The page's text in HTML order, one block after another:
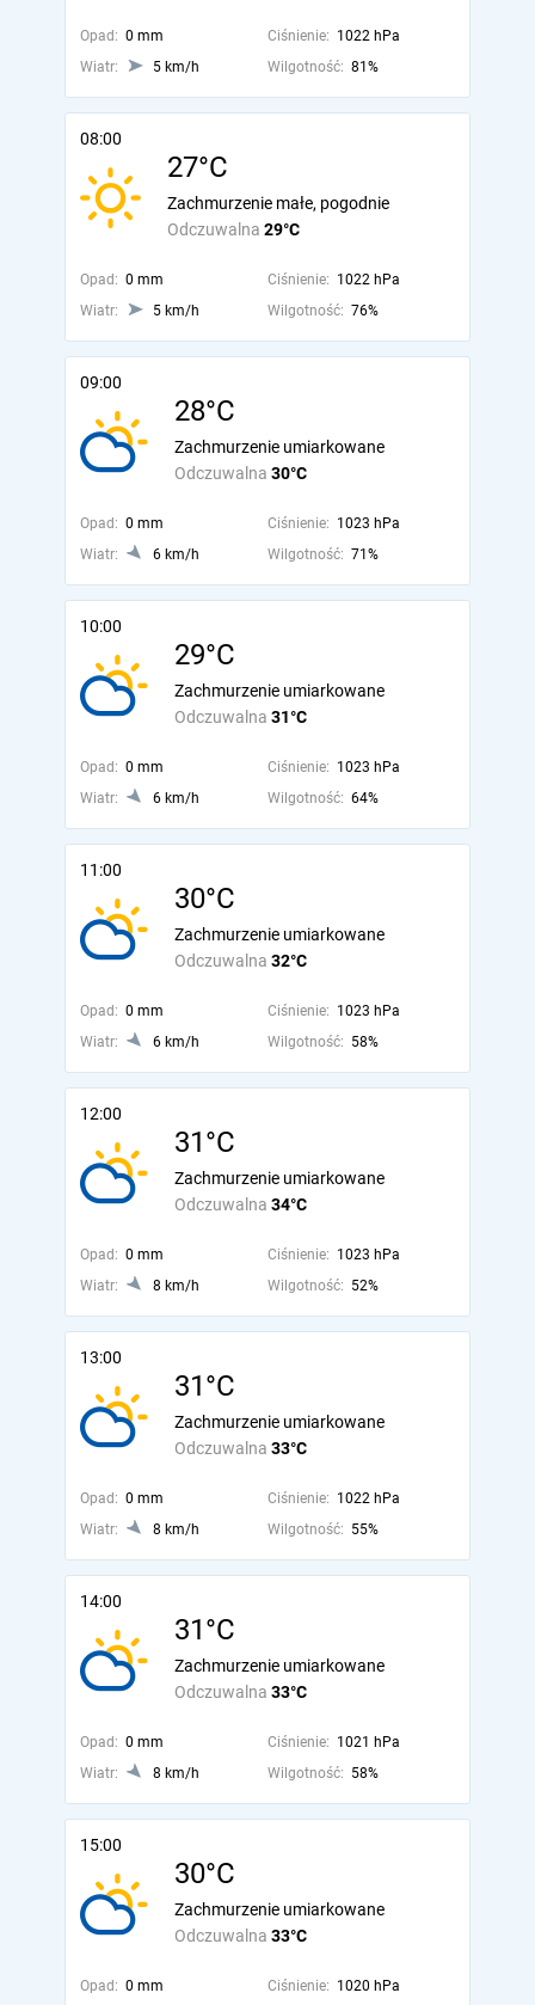
Opad: 0 mm Ciśnienie: 1022 hPa
Wiatr:
5 km/h Wilgotność: 81%
08:00
27°C
Odczuwalna 29°C
Zachmurzenie małe, pogodnie
Opad: 0 mm Ciśnienie: 1022 hPa
Wiatr:
5 km/h Wilgotność: 76%
09:00
28°C
Odczuwalna 30°C
Zachmurzenie umiarkowane
Opad: 0 mm Ciśnienie: 1023 hPa
Wiatr:
6 km/h Wilgotność: 71%
10:00
29°C
Odczuwalna 31°C
Zachmurzenie umiarkowane
Opad: 0 mm Ciśnienie: 1023 hPa
Wiatr:
6 km/h Wilgotność: 64%
11:00
30°C
Odczuwalna 32°C
Zachmurzenie umiarkowane
Opad: 0 mm Ciśnienie: 1023 hPa
Wiatr:
6 km/h Wilgotność: 58%
12:00
31°C
Odczuwalna 34°C
Zachmurzenie umiarkowane
Opad: 0 mm Ciśnienie: 1023 hPa
Wiatr:
8 km/h Wilgotność: 52%
13:00
31°C
Odczuwalna 33°C
Zachmurzenie umiarkowane
Opad: 0 mm Ciśnienie: 1022 hPa
Wiatr:
8 km/h Wilgotność: 55%
14:00
31°C
Odczuwalna 33°C
Zachmurzenie umiarkowane
Opad: 0 mm Ciśnienie: 1021 hPa
Wiatr:
8 km/h Wilgotność: 58%
15:00
30°C
Odczuwalna 33°C
Zachmurzenie umiarkowane
Opad: 0 mm Ciśnienie: 1020 hPa